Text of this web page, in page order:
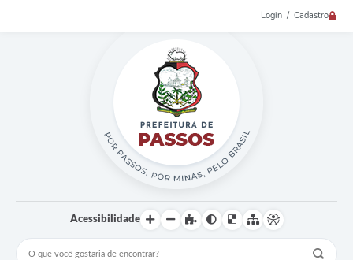
Login / Cadastro
Acessibilidade